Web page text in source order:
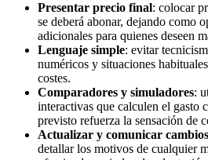
Presentar precio final: colocar
se deberá abonar, dejando como
adicionales para quienes deseen
Lenguaje simple: evitar
numéricos y situaciones
costes.
Comparadores y simuladores:
interactivas que calculen el gasto
previsto refuerza la sensación de
Actualizar y comunicar cambios
detallar los motivos de cualquier